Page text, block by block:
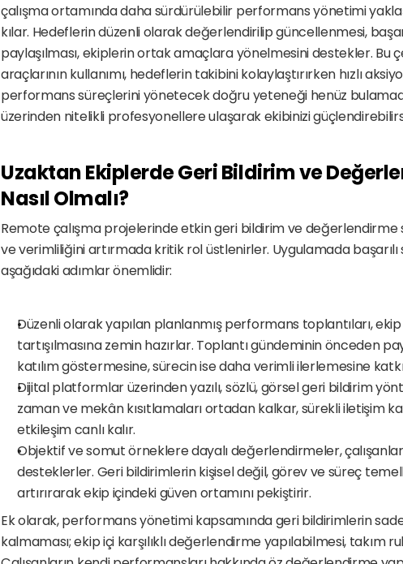
çalışma ortamında daha sürdürülebilir performans yönetimi
kılar. Hedeflerin düzenli olarak değerlendirilip güncellenmesi,
paylaşılması, ekiplerin ortak amaçlara yönelmesini destekler. Bu
araçlarının kullanımı, hedeflerin takibini kolaylaştırırken hızlı
performans süreçlerini yönetecek doğru yeteneği henüz
üzerinden nitelikli profesyonellere ulaşarak ekibinizi
Uzaktan Ekiplerde Geri Bildirim ve
Nasıl Olmalı?
Remote çalışma projelerinde etkin geri bildirim ve
ve verimliliğini artırmada kritik rol üstlenirler. Uygulamada
aşağıdaki adımlar önemlidir:
Düzenli olarak yapılan planlanmış performans toplantıları,
tartışılmasına zemin hazırlar. Toplantı gündeminin önceden
katılım göstermesine, sürecin ise daha verimli ilerlemesine
Dijital platformlar üzerinden yazılı, sözlü, görsel geri bildirim
zaman ve mekân kısıtlamaları ortadan kalkar, sürekli iletişim
etkileşim canlı kalır.
Objektif ve somut örneklere dayalı değerlendirmeler,
desteklerler. Geri bildirimlerin kişisel değil, görev ve süreç
artırırarak ekip içindeki güven ortamını pekiştirir.
Ek olarak, performans yönetimi kapsamında geri bildirimlerin
kalmaması; ekip içi karşılıklı değerlendirme yapılabilmesi, takım